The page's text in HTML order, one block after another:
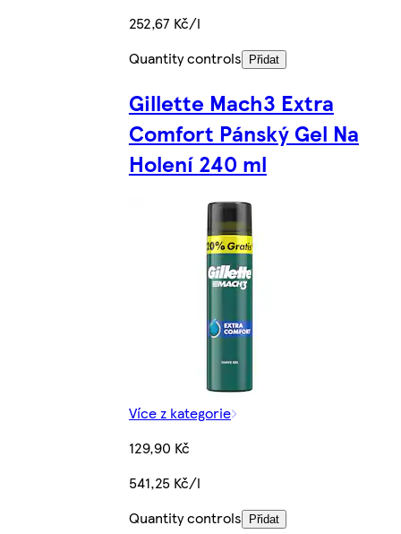
252,67 Kč/l
Quantity controls
Přidat
Gillette Mach3 Extra
Comfort Pánský Gel Na
Holení 240 ml
Více z kategorie
129,90 Kč
541,25 Kč/l
Quantity controls
Přidat